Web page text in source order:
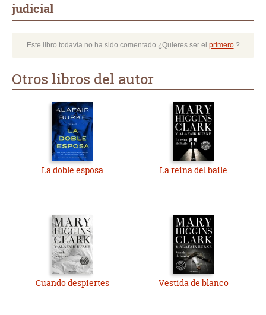
judicial
Este libro todavía no ha sido comentado ¿Quieres ser el primero?
Otros libros del autor
La doble esposa La reina del baile
Cuando despiertes Vestida de blanco